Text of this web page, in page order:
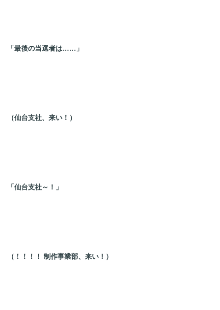
「最後の当選者は……」
（仙台支社、来い！）
「仙台支社～！」
（！！！！ 制作事業部、来い！）